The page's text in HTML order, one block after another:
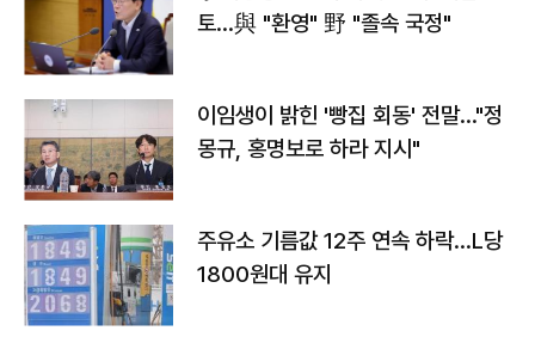
토…與 "환영" 野 "졸속 국정"
이임생이 밝힌 '빵집 회동' 전말…"정
몽규, 홍명보로 하라 지시"
주유소 기름값 12주 연속 하락…L당
1800원대 유지